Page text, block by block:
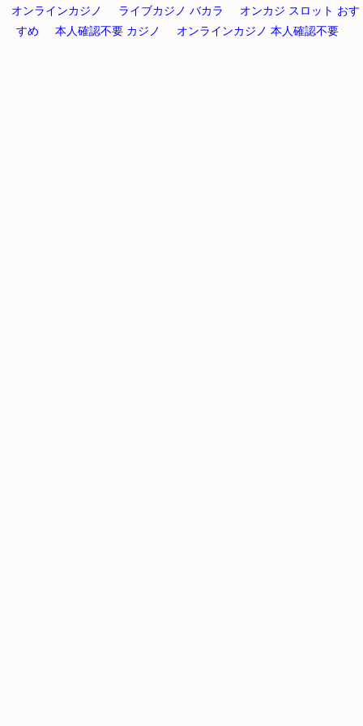
オンラインカジノ ライブカジノ バカラ
オンカジ スロット おす
すめ
本人確認不要 カジノ オンラインカジノ 本人確認不要